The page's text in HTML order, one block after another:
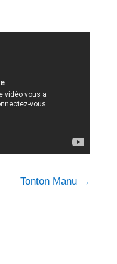
Tonton Manu →